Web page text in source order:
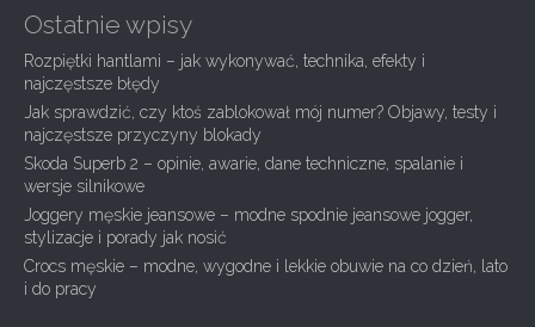
a
v
i
g
a
t
i
o
n
Ostatnie wpisy
Rozpiętki hantlami – jak wykonywać, technika, efekty i
najczęstsze błędy
Jak sprawdzić, czy ktoś zablokował mój numer? Objawy, testy i
najczęstsze przyczyny blokady
Skoda Superb 2 – opinie, awarie, dane techniczne, spalanie i
wersje silnikowe
Joggery męskie jeansowe – modne spodnie jeansowe jogger,
stylizacje i porady jak nosić
Crocs męskie – modne, wygodne i lekkie obuwie na co dzień, lato
i do pracy